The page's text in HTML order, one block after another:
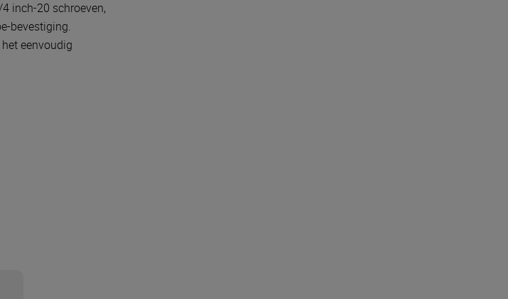
inch-20 schroeven,
bevestiging.
eenvoudig